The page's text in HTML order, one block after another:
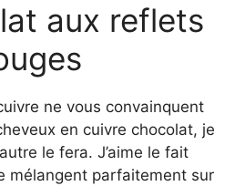
aux reflets
ne vous convainquent
en cuivre chocolat, je
le fera. J’aime le fait
mélangent parfaitement sur